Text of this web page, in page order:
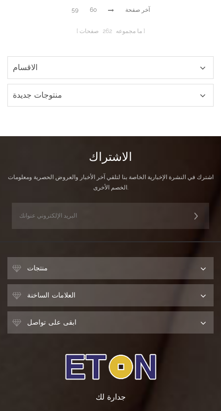
59 60 آخر صفحة
ما مجموعه 262 صفحات
الاقسام
منتوجات جديدة
الاشتراك
اشترك في النشرة الإخبارية الخاصة بنا لتلقي آخر الأخبار والعروض الحصرية ومعلومات
الخصم الأخرى.
منتجات
العلامات الساخنة
ابقى على تواصل
جدارة لك